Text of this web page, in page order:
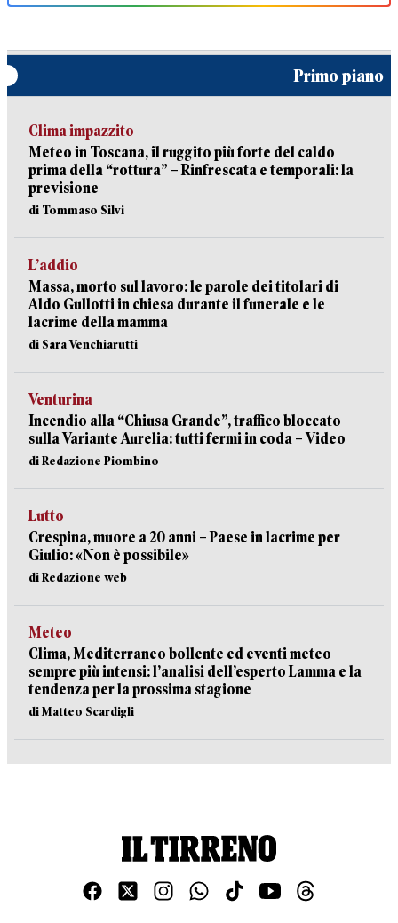
Primo piano
Clima impazzito
Meteo in Toscana, il ruggito più forte del caldo
prima della “rottura” – Rinfrescata e temporali: la
previsione
di Tommaso Silvi
L’addio
Massa, morto sul lavoro: le parole dei titolari di
Aldo Gullotti in chiesa durante il funerale e le
lacrime della mamma
di Sara Venchiarutti
Venturina
Incendio alla “Chiusa Grande”, traffico bloccato
sulla Variante Aurelia: tutti fermi in coda – Video
di Redazione Piombino
Lutto
Crespina, muore a 20 anni – Paese in lacrime per
Giulio: «Non è possibile»
di Redazione web
Meteo
Clima, Mediterraneo bollente ed eventi meteo
sempre più intensi: l’analisi dell’esperto Lamma e la
tendenza per la prossima stagione
di Matteo Scardigli